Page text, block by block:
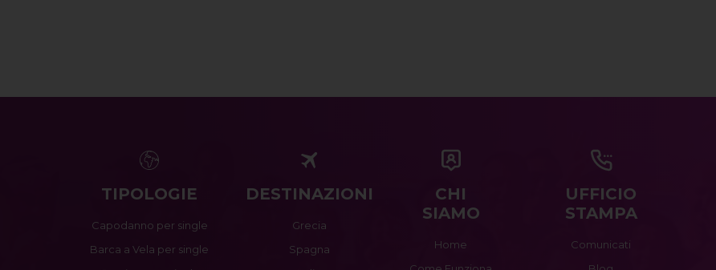
TIPOLOGIE
Capodanno per single
Barca a Vela per single
DESTINAZIONI
Grecia
Spagna
CHI
SIAMO
Home
UFFICIO
STAMPA
Comunicati